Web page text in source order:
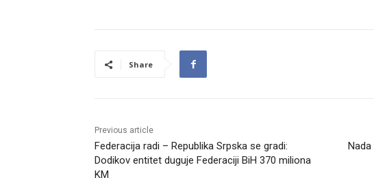
Share
Previous article
Federacija radi – Republika Srpska se gradi:
Dodikov entitet duguje Federaciji BiH 370 miliona
KM